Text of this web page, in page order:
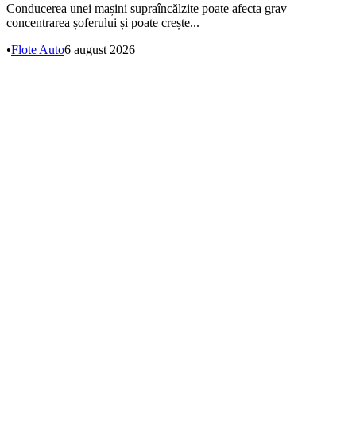
Conducerea unei mașini supraîncălzite poate afecta grav
concentrarea șoferului și poate crește...
•Flote Auto6 august 2026